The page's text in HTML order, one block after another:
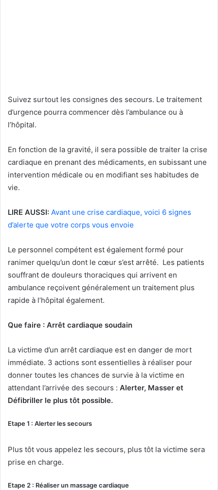
‍Suivez surtout les consignes des secours. Le traitement
d’urgence pourra commencer dès l’ambulance ou à
l’hôpital.
En fonction de la gravité, il sera possible de traiter la crise
cardiaque en prenant des médicaments, en subissant une
intervention médicale ou en modifiant ses habitudes de
vie.
LIRE AUSSI: Avant une crise cardiaque, voici 6 signes
d’alerte que votre corps vous envoie
Le personnel compétent est également formé pour
ranimer quelqu’un dont le cœur s’est arrêté. Les patients
souffrant de douleurs thoraciques qui arrivent en
ambulance reçoivent généralement un traitement plus
rapide à l’hôpital également.
Que faire : Arrêt cardiaque soudain
La victime d’un arrêt cardiaque est en danger de mort
immédiate. 3 actions sont essentielles à réaliser pour
donner toutes les chances de survie à la victime en
attendant l’arrivée des secours : Alerter, Masser et
Défibriller le plus tôt possible.
Etape 1 : Alerter les secours
Plus tôt vous appelez les secours, plus tôt la victime sera
prise en charge.
Etape 2 : Réaliser un massage cardiaque